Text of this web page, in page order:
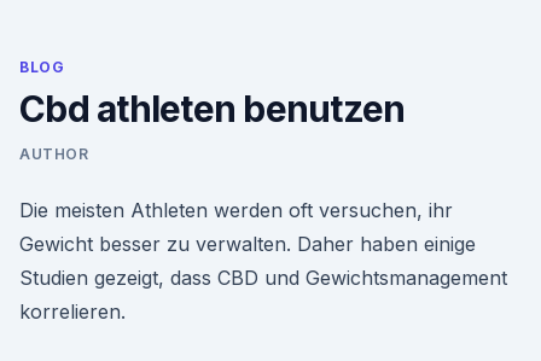
BLOG
Cbd athleten benutzen
AUTHOR
Die meisten Athleten werden oft versuchen, ihr
Gewicht besser zu verwalten. Daher haben einige
Studien gezeigt, dass CBD und Gewichtsmanagement
korrelieren.